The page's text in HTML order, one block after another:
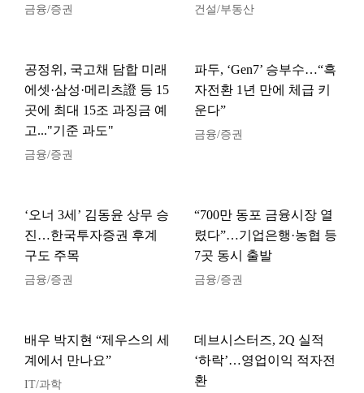
금융/증권 건설/부동산
공정위, 국고채 담합 미래
에셋·삼성·메리츠證 등 15
곳에 최대 15조 과징금 예
고..."기준 과도"
금융/증권
파두, ‘Gen7’ 승부수…“흑
자전환 1년 만에 체급 키
운다”
금융/증권
‘오너 3세’ 김동윤 상무 승
진…한국투자증권 후계
구도 주목
금융/증권
“700만 동포 금융시장 열
렸다”…기업은행·농협 등
7곳 동시 출발
금융/증권
배우 박지현 “제우스의 세
계에서 만나요”
IT/과학
데브시스터즈, 2Q 실적
‘하락’…영업이익 적자전
환